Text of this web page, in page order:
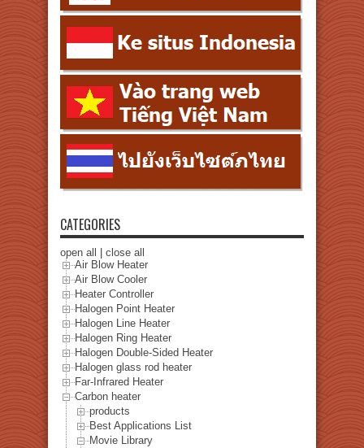
CATEGORIES
open all | close all
Air Blow Heater
Air Blow Cooler
Heater Controller
Halogen Point Heater
Halogen Line Heater
Halogen Ring Heater
Halogen Double-Sided Heater
Halogen glass rod heater
Far-Infrared Heater
Carbon heater
products
Best Applications List
Movie Library